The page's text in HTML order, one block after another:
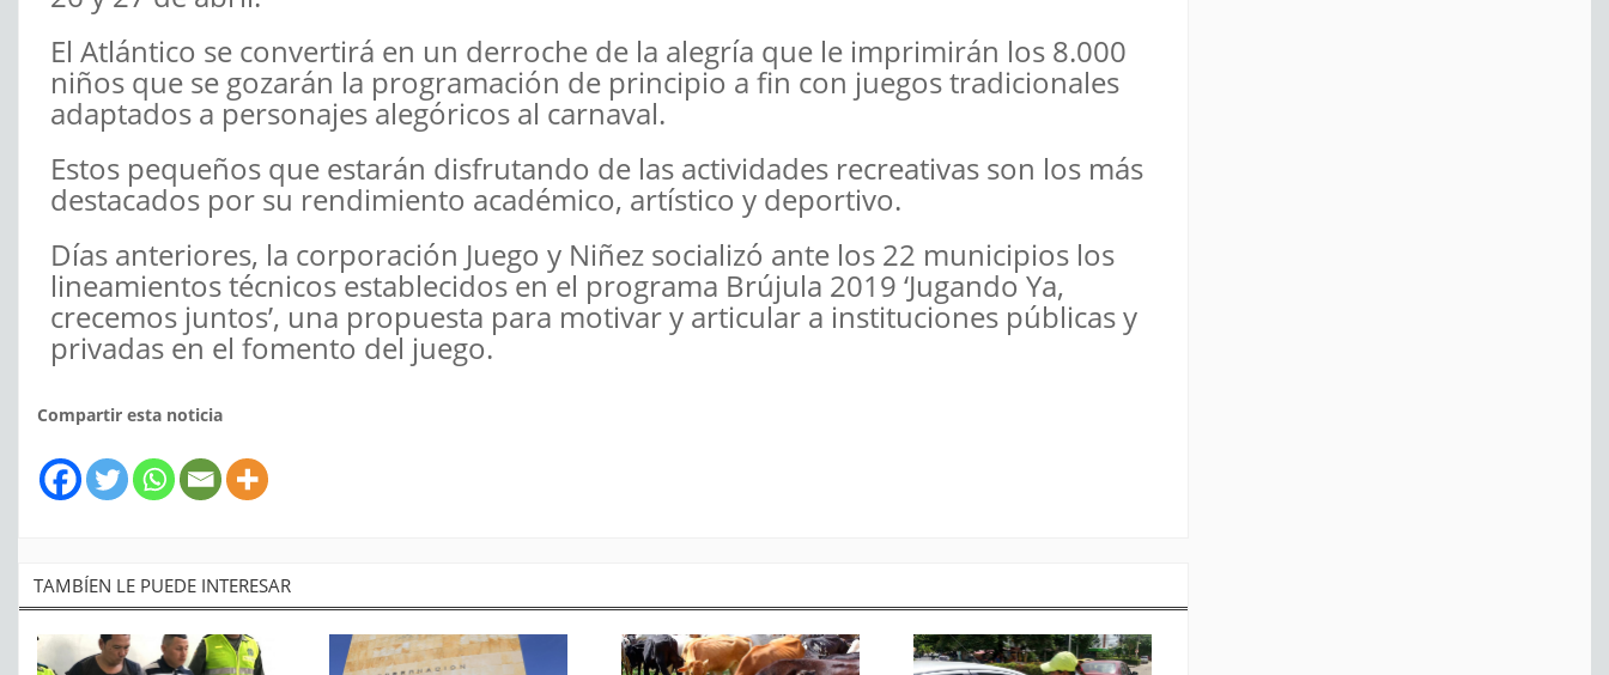
El Atlántico se convertirá en un derroche de la alegría que le imprimirán los 8.000
niños que se gozarán la programación de principio a fin con juegos tradicionales
adaptados a personajes alegóricos al carnaval.
Estos pequeños que estarán disfrutando de las actividades recreativas son los más
destacados por su rendimiento académico, artístico y deportivo.
Días anteriores, la corporación Juego y Niñez socializó ante los 22 municipios los
lineamientos técnicos establecidos en el programa Brújula 2019 ‘Jugando Ya,
crecemos juntos’, una propuesta para motivar y articular a instituciones públicas y
privadas en el fomento del juego.
Compartir esta noticia
TAMBÍEN LE PUEDE INTERESAR